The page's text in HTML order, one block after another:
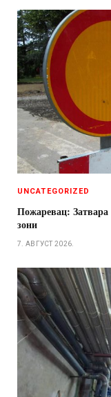
UNCATEGORIZED
Пожаревац: Затвара
зони
7. АВГУСТ 2026.